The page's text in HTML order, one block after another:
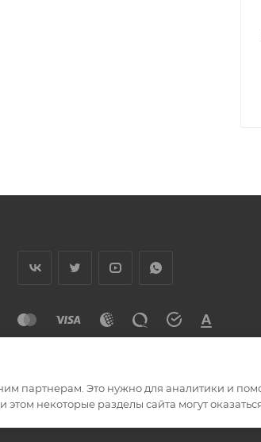
партнерам. Это нужно для аналитики и
этом некоторые разделы сайта могут